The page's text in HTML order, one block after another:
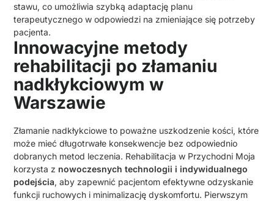
stawu, co umożliwia szybką adaptację planu
terapeutycznego w odpowiedzi na zmieniające się potrzeby
pacjenta.
Innowacyjne metody
rehabilitacji po złamaniu
nadkłykciowym w
Warszawie
Złamanie nadkłykciowe to poważne uszkodzenie kości, które
może mieć długotrwałe konsekwencje bez odpowiednio
dobranych metod leczenia. Rehabilitacja w Przychodni Moja
korzysta z nowoczesnych technologii i indywidualnego
podejścia, aby zapewnić pacjentom efektywne odzyskanie
funkcji ruchowych i minimalizację dyskomfortu. Pierwszym